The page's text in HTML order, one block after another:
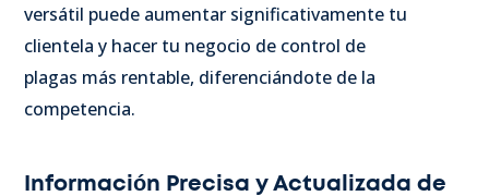
versátil puede aumentar significativamente tu
clientela y hacer tu negocio de control de
plagas más rentable, diferenciándote de la
competencia.
Información Precisa y Actualizada de